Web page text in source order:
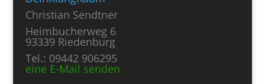
Christian Sendtner
Heimbucherweg 6
93339 Riedenburg
Tel.: 09442 906295
eine E-Mail senden